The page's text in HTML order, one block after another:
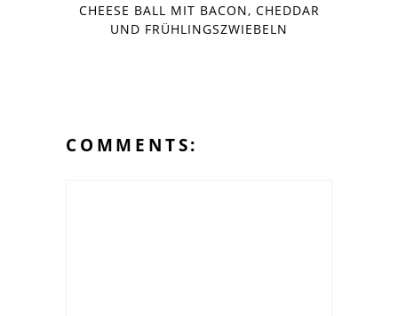
CHEESE BALL MIT BACON, CHEDDAR
UND FRÜHLINGSZWIEBELN
COMMENTS: